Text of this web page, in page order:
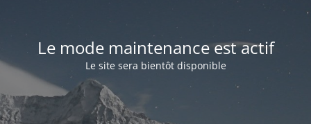
Le mode maintenance est actif
Le site sera bientôt disponible